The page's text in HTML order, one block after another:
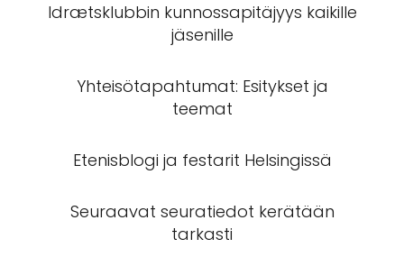
Idrætsklubbin kunnossapitäjyys kaikille
jäsenille
Yhteisötapahtumat: Esitykset ja
teemat
Etenisblogi ja festarit Helsingissä
Seuraavat seuratiedot kerätään
tarkasti